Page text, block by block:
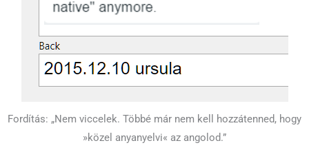
Fordítás: „Nem viccelek. Többé már nem kell hozzátenned, hogy
»közel anyanyelvi« az angolod.”